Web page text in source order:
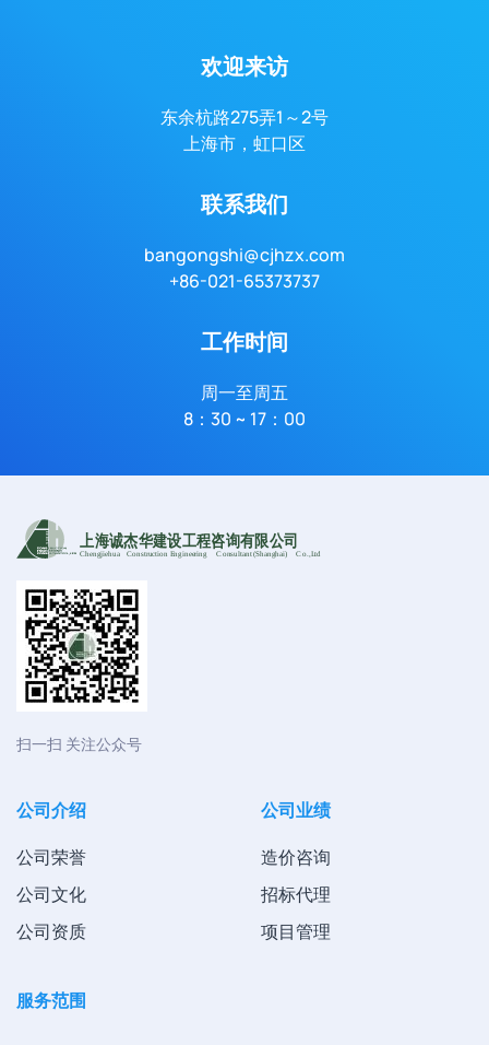
欢迎来访
东余杭路275弄1～2号
上海市，虹口区
联系我们
bangongshi@cjhzx.com
+86-021-65373737
工作时间
周一至周五
8：30 ~ 17：00
上海诚杰华建设工程咨询有限公司
Chengjiehua Construction Engineering C onsultant (Shanghai) C o.,Ltd
扫一扫 关注公众号
公司介绍
公司荣誉
公司文化
公司资质
公司业绩
造价咨询
招标代理
项目管理
服务范围